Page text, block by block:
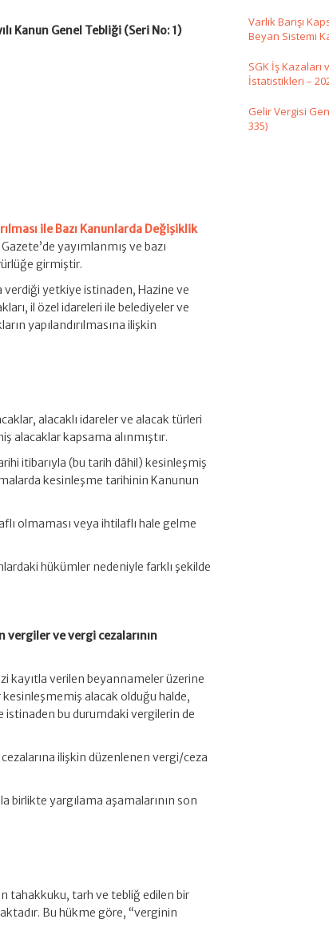
Kanun Genel Tebliği (Seri No: 1)
ile Bazı Kanunlarda Değişiklik
yayımlanmış ve bazı
girmiştir.
verdiği yetkiye istinaden, Hazine ve
il özel idareleri ile belediyeler ve
yapılandırılmasına ilişkin
alacaklı idareler ve alacak türleri
alacaklar kapsama alınmıştır.
itibarıyla (bu tarih dâhil) kesinleşmiş
kesinleşme tarihinin Kanunun
olmaması veya ihtilaflı hale gelme
hükümler nedeniyle farklı şekilde
vergiler ve vergi cezalarının
kayıtla verilen beyannameler üzerine
alacak olduğu halde,
istinaden bu durumdaki vergilerin de
ilişkin düzenlenen vergi/ceza
birlikte yargılama aşamalarının son
tahakkuku, tarh ve tebliğ edilen bir
Bu hükme göre, “verginin
Varlık Barışı
Beyan Sistemi
SGK İş Kazaları
İstatistikleri –
Gelir Vergisi
335)